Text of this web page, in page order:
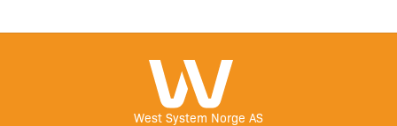
West System Norge AS